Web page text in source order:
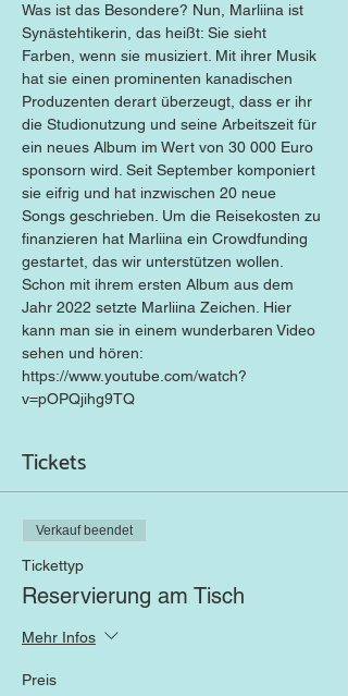
Was ist das Besondere? Nun, Marliina ist
Synästehtikerin, das heißt: Sie sieht
Farben, wenn sie musiziert. Mit ihrer Musik
hat sie einen prominenten kanadischen
Produzenten derart überzeugt, dass er ihr
die Studionutzung und seine Arbeitszeit für
ein neues Album im Wert von 30 000 Euro
sponsorn wird. Seit September komponiert
sie eifrig und hat inzwischen 20 neue
Songs geschrieben. Um die Reisekosten zu
finanzieren hat Marliina ein Crowdfunding
gestartet, das wir unterstützen wollen.
Schon mit ihrem ersten Album aus dem
Jahr 2022 setzte Marliina Zeichen. Hier
kann man sie in einem wunderbaren Video
sehen und hören:
https://www.youtube.com/watch?
v=pOPQjihg9TQ
Tickets
Verkauf beendet
Tickettyp
Reservierung am Tisch
Mehr Infos
Preis